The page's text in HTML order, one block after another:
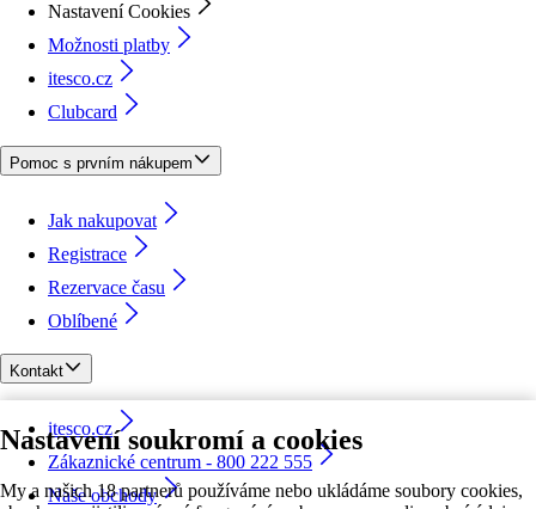
Nastavení soukromí a cookies
My a našich 18 partnerů používáme nebo ukládáme soubory cookies,
Nastavení Cookies
Možnosti platby
itesco.cz
Clubcard
Pomoc s prvním nákupem
Jak nakupovat
Registrace
Rezervace času
Oblíbené
Kontakt
itesco.cz
Zákaznické centrum - 800 222 555
Naše obchody